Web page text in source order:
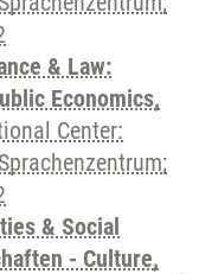
& Law:
Economics,
Center:
& Social
- Culture,